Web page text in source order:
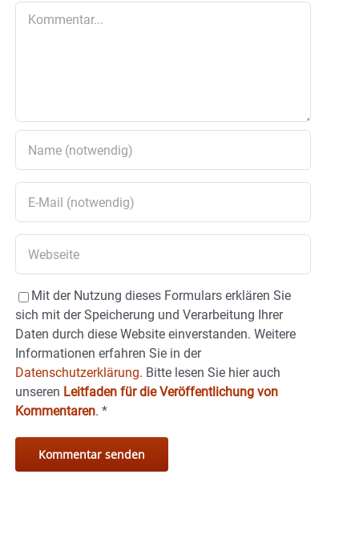
Mit der Nutzung dieses Formulars erklären Sie
sich mit der Speicherung und Verarbeitung Ihrer
Daten durch diese Website einverstanden. Weitere
Informationen erfahren Sie in der
Datenschutzerklärung. Bitte lesen Sie hier auch
unseren Leitfaden für die Veröffentlichung von
Kommentaren. *